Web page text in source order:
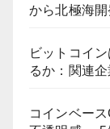
から北極海
ビットコイ
るか：関連
コインベー